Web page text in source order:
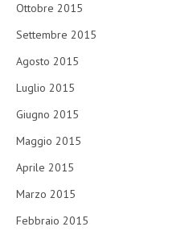
Ottobre 2015
Settembre 2015
Agosto 2015
Luglio 2015
Giugno 2015
Maggio 2015
Aprile 2015
Marzo 2015
Febbraio 2015